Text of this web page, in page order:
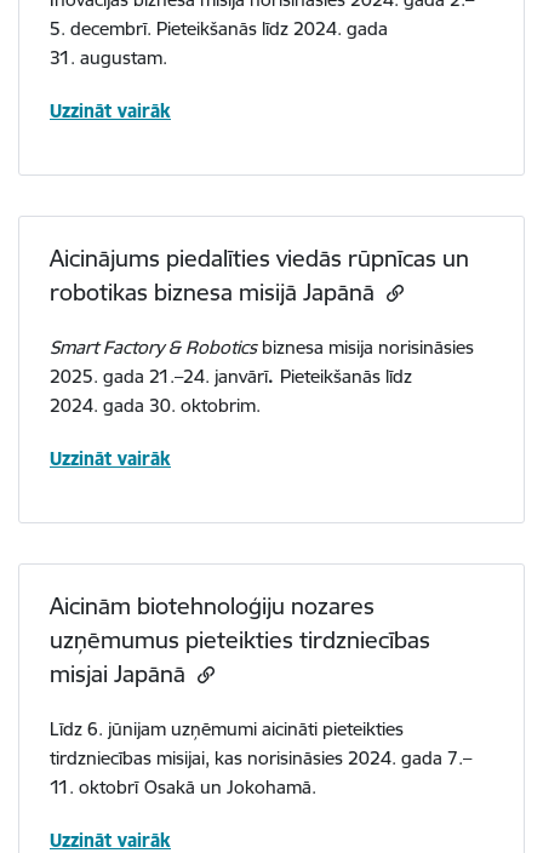
5. decembrī. Pieteikšanās līdz 2024. gada
31. augustam.
Uzzināt vairāk
Aicinājums piedalīties viedās rūpnīcas un
robotikas biznesa misijā Japānā
Smart Factory & Roboticsbiznesa misija norisināsies
2025. gada 21.–24. janvārī. Pieteikšanās līdz
2024. gada 30. oktobrim.
Uzzināt vairāk
Aicinām biotehnoloģiju nozares
uzņēmumus pieteikties tirdzniecības
misjai Japānā
Līdz 6. jūnijam uzņēmumi aicināti pieteikties
tirdzniecības misijai, kas norisināsies 2024. gada 7.–
11. oktobrī Osakā un Jokohamā.
Uzzināt vairāk